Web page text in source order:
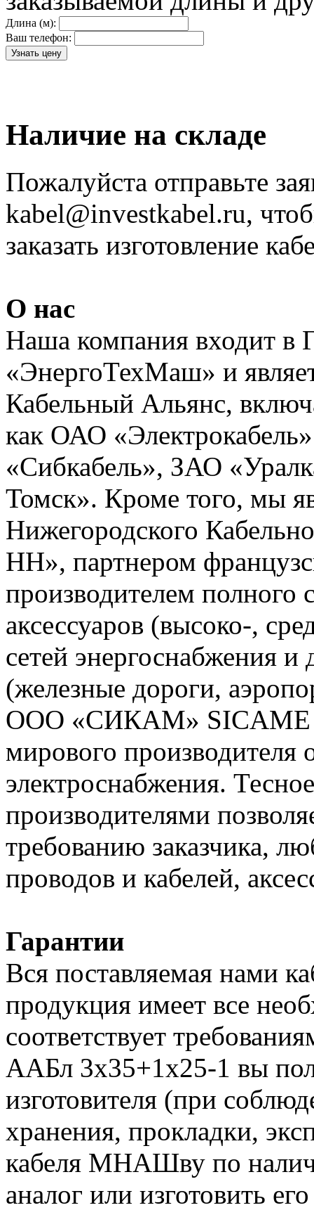
Длина (м):
Ваш телефон:
Наличие на складе
Пожалуйста отправьте
kabel@investkabel.ru,
заказать изготовление
О нас
Наша компания входит в
«ЭнергоТехМаш» и
Кабельный Альянс,
как ОАО
«Сибкабель», ЗАО
Томск». Кроме того, мы
Нижегородского
НН», партнером
производителем полного
аксессуаров (высоко-,
сетей энергоснабжения
(железные дороги,
ООО «СИКАМ» SICAME
мирового производителя
электроснабжения.
производителями
требованию заказчика,
проводов и кабелей,
Гарантии
Вся поставляемая нами
продукция имеет все
соответствует
ААБл 3х35+1х25-1 вы
изготовителя (при
хранения, прокладки,
кабеля МНАШву по
аналог или изготовить